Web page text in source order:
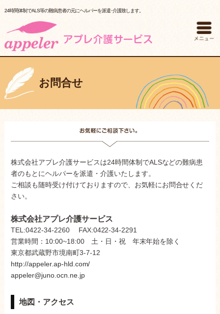
24時間体制でALS等の難病患者の元にヘルパーを派遣･介護致します。
お問合せ
株式会社アプレ介護サービスは24時間体制でALSなどの難病患
者のもとにヘルパーを派遣・介護いたします。
ご相談も随時受け付けておりますので、お気軽にお問合せくだ
さい。
株式会社アプレ介護サービス
TEL:0422-34-2260 FAX:0422-34-2291
営業時間：10:00~18:00 土・日・祝 年末年始を除く
東京都武蔵野市境南町3-7-12
http://appeler.ap-hld.com/
appeler@juno.ocn.ne.jp
地図・アクセス